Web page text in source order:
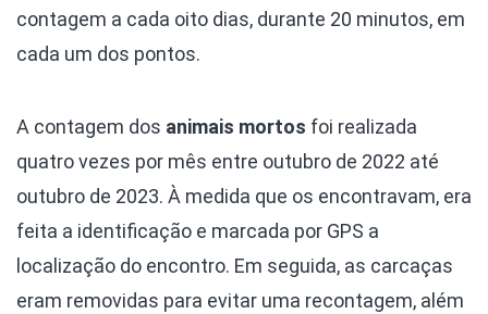
contagem a cada oito dias, durante 20 minutos, em
cada um dos pontos.
A contagem dos animais mortos foi realizada
quatro vezes por mês entre outubro de 2022 até
outubro de 2023. À medida que os encontravam, era
feita a identificação e marcada por GPS a
localização do encontro. Em seguida, as carcaças
eram removidas para evitar uma recontagem, além